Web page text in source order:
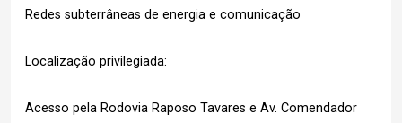
Redes subterrâneas de energia e comunicação
Localização privilegiada:
Acesso pela Rodovia Raposo Tavares e Av. Comendador